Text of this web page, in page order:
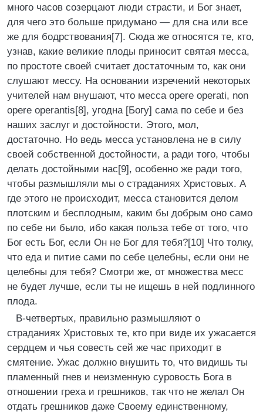
много часов созерцают люди страсти, и Бог знает,
для чего это больше придумано — для сна или все
же для бодрствования[7]. Сюда же относятся те, кто,
узнав, какие великие плоды приносит святая месса,
по простоте своей считает достаточным то, как они
слушают мессу. На основании изречений некоторых
учителей нам внушают, что месса opere operati, non
opere operantis[8], угодна [Богу] сама по себе и без
наших заслуг и достойности. Этого, мол,
достаточно. Но ведь месса установлена не в силу
своей собственной достойности, а ради того, чтобы
делать достойными нас[9], особенно же ради того,
чтобы размышляли мы о страданиях Христовых. А
где этого не происходит, месса становится делом
плотским и бесплодным, каким бы добрым оно само
по себе ни было, ибо какая польза тебе от того, что
Бог есть Бог, если Он не Бог для тебя?[10] Что толку,
что еда и питие сами по себе целебны, если они не
целебны для тебя? Смотри же, от множества месс
не будет лучше, если ты не ищешь в ней подлинного
плода.
В-четвертых, правильно размышляют о
страданиях Христовых те, кто при виде их ужасается
сердцем и чья совесть сей же час приходит в
смятение. Ужас должно внушить то, что видишь ты
пламенный гнев и неизменную суровость Бога в
отношении греха и грешников, так что не желал Он
отдать грешников даже Своему единственному,